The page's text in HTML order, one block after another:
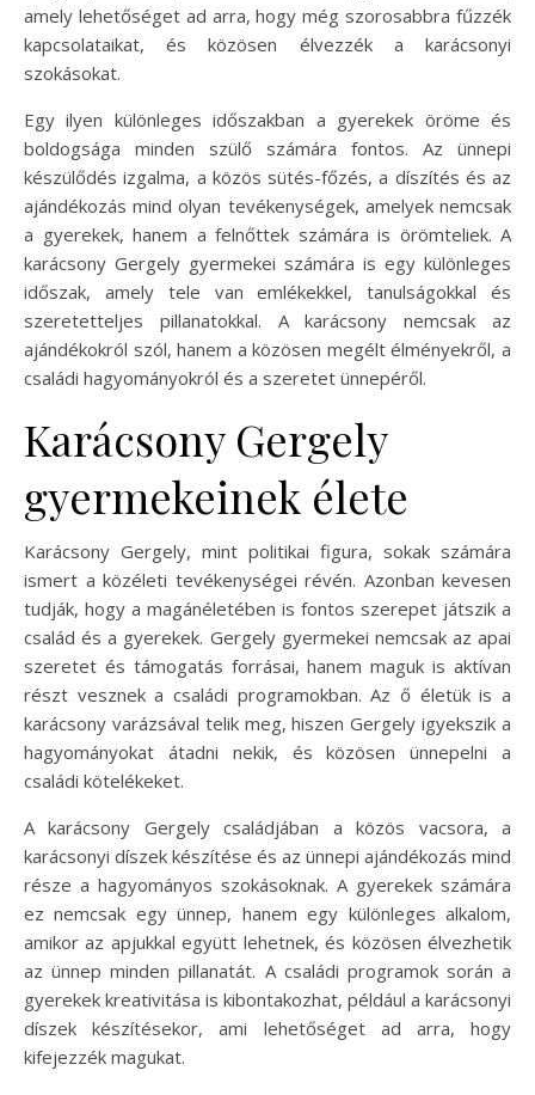
amely lehetőséget ad arra, hogy még szorosabbra fűzzék
kapcsolataikat, és közösen élvezzék a karácsonyi
szokásokat.
Egy ilyen különleges időszakban a gyerekek öröme és
boldogsága minden szülő számára fontos. Az ünnepi
készülődés izgalma, a közös sütés-főzés, a díszítés és az
ajándékozás mind olyan tevékenységek, amelyek nemcsak
a gyerekek, hanem a felnőttek számára is örömteliek. A
karácsony Gergely gyermekei számára is egy különleges
időszak, amely tele van emlékekkel, tanulságokkal és
szeretetteljes pillanatokkal. A karácsony nemcsak az
ajándékokról szól, hanem a közösen megélt élményekről, a
családi hagyományokról és a szeretet ünnepéről.
Karácsony Gergely
gyermekeinek élete
Karácsony Gergely, mint politikai figura, sokak számára
ismert a közéleti tevékenységei révén. Azonban kevesen
tudják, hogy a magánéletében is fontos szerepet játszik a
család és a gyerekek. Gergely gyermekei nemcsak az apai
szeretet és támogatás forrásai, hanem maguk is aktívan
részt vesznek a családi programokban. Az ő életük is a
karácsony varázsával telik meg, hiszen Gergely igyekszik a
hagyományokat átadni nekik, és közösen ünnepelni a
családi kötelékeket.
A karácsony Gergely családjában a közös vacsora, a
karácsonyi díszek készítése és az ünnepi ajándékozás mind
része a hagyományos szokásoknak. A gyerekek számára
ez nemcsak egy ünnep, hanem egy különleges alkalom,
amikor az apjukkal együtt lehetnek, és közösen élvezhetik
az ünnep minden pillanatát. A családi programok során a
gyerekek kreativitása is kibontakozhat, például a karácsonyi
díszek készítésekor, ami lehetőséget ad arra, hogy
kifejezzék magukat.